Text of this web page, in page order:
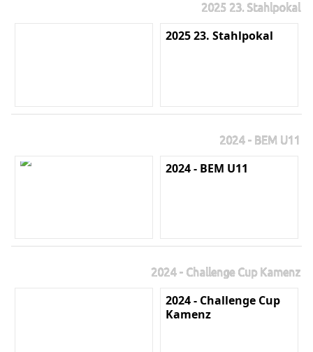
2025 23. Stahlpokal
2025 23. Stahlpokal
2024 - BEM U11
2024 - BEM U11
2024 - Challenge Cup Kamenz
2024 - Challenge Cup
Kamenz